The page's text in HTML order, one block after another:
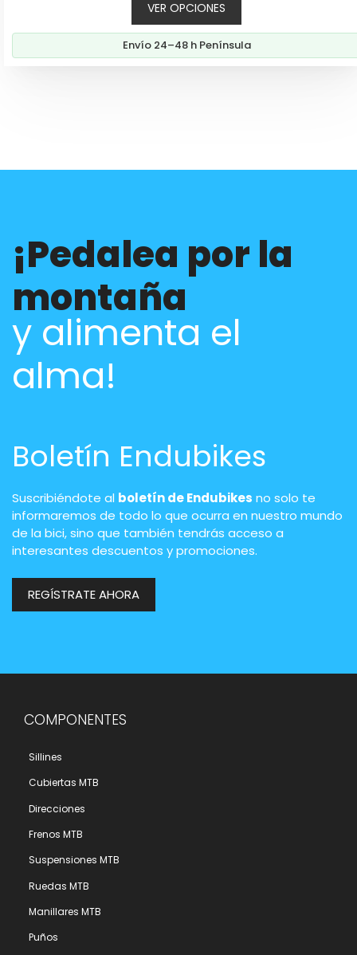
era:
195,00€.
actual
es:
176,30€.
VER OPCIONES
Envío 24–48 h Península
¡Pedalea por la
montaña
y alimenta el
alma!
Boletín Endubikes
Suscribiéndote al boletín de Endubikes no solo te
informaremos de todo lo que ocurra en nuestro mundo
de la bici, sino que también tendrás acceso a
interesantes descuentos y promociones.
REGÍSTRATE AHORA
COMPONENTES
Sillines
Cubiertas MTB
Direcciones
Frenos MTB
Suspensiones MTB
Ruedas MTB
Manillares MTB
Puños